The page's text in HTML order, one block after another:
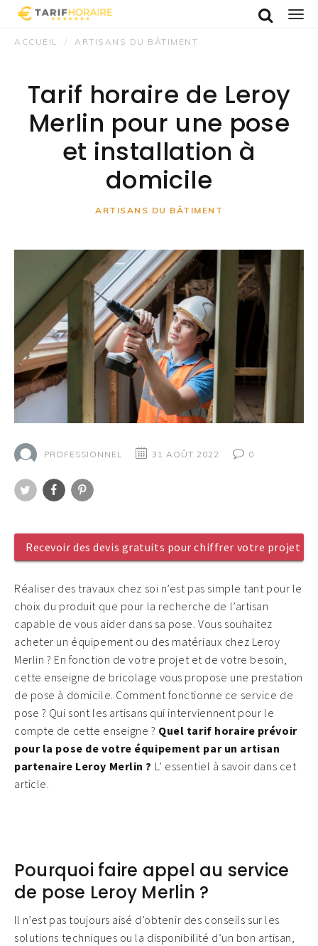
Recherche
ACCUEIL ARTISANS DU BÂTIMENT
Tarif horaire de Leroy
Merlin pour une pose
et installation à
domicile
ARTISANS DU BÂTIMENT
PROFESSIONNEL 31 AOÛT 2022 0
Recevoir des devis gratuits pour chiffrer votre projet
Réaliser des travaux chez soi n’est pas simple tant pour le
choix du produit que pour la recherche de l’artisan
capable de vous aider dans sa pose. Vous souhaitez
acheter un équipement ou des matériaux chez Leroy
Merlin ? En fonction de votre projet et de votre besoin,
cette enseigne de bricolage vous propose une prestation
de pose à domicile. Comment fonctionne ce service de
pose ? Qui sont les artisans qui interviennent pour le
compte de cette enseigne ? Quel tarif horaire prévoir
pour la pose de votre équipement par un artisan
partenaire Leroy Merlin ? L’ essentiel à savoir dans cet
article.
Pourquoi faire appel au service
de pose Leroy Merlin ?
Il n’est pas toujours aisé d’obtenir des conseils sur les
solutions techniques ou la disponibilité d’un bon artisan,